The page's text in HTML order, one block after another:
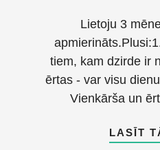
Lietoju 3
tiem, kam dzirde ir
ērtas - var visu
Vienkārša un
LASĪT